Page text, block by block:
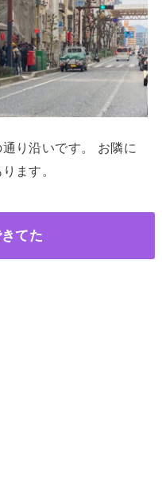
り沿いです。 お隣に
ます。
てた